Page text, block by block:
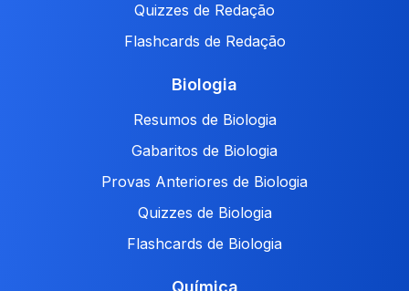
Quizzes de Redação
Flashcards de Redação
Biologia
Resumos de Biologia
Gabaritos de Biologia
Provas Anteriores de Biologia
Quizzes de Biologia
Flashcards de Biologia